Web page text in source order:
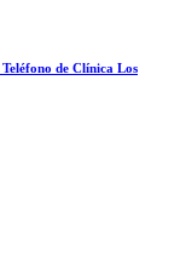
de Clínica Los